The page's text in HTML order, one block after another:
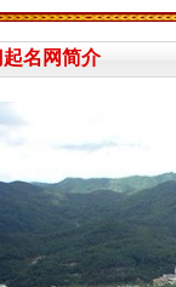
名网简介